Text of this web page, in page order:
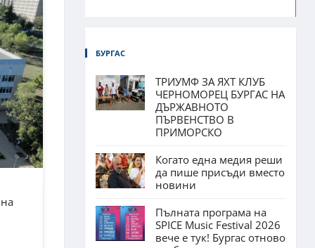
БУРГАС
ТРИУМФ ЗА ЯХТ КЛУБ
ЧЕРНОМОРЕЦ БУРГАС НА
ДЪРЖАВНОТО
ПЪРВЕНСТВО В
ПРИМОРСКО
Когато една медия реши
да пише присъди вместо
новини
Пълната програма на
SPICE Music Festival 2026
вече е тук! Бургас отново